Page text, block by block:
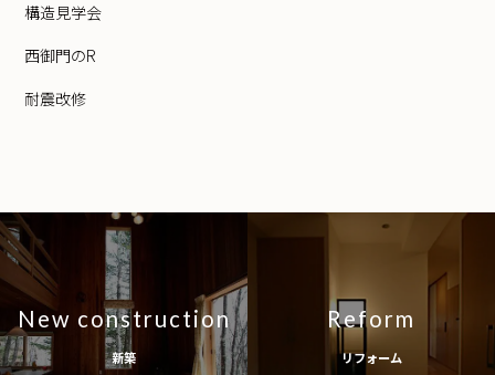
構造見学会
西御門のR
耐震改修
New construction
新築
Reform
リフォーム